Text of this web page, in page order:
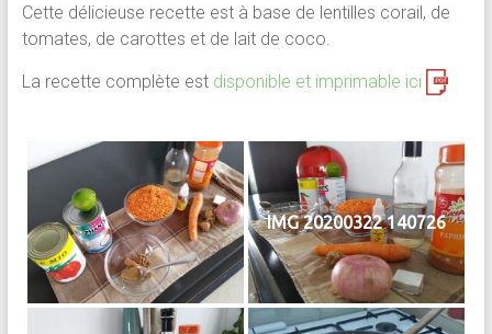
Cette délicieuse recette est à base de lentilles corail, de
tomates, de carottes et de lait de coco.
La recette complète est disponible et imprimable ici
IMG 20200322 140726